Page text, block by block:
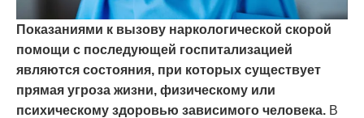
Показаниями к вызову наркологической скорой
помощи с последующей госпитализацией
являются состояния, при которых существует
прямая угроза жизни, физическому или
психическому здоровью зависимого человека. В